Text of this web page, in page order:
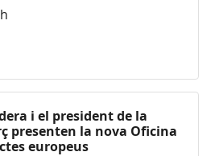
i el president de la
presenten la nova Oficina
europeus